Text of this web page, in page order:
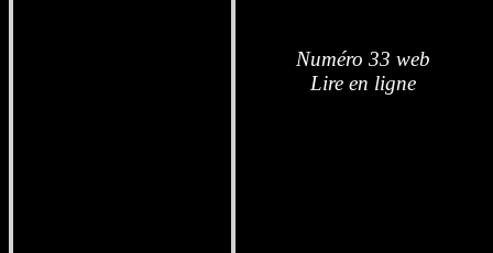
Numéro 33 web
Lire en ligne